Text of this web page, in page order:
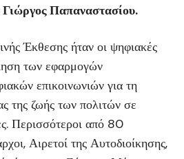
Γιώργος Παπαναστασίου.
Έκθεσης ήταν οι ψηφιακές
των εφαρμογών
επικοινωνιών για τη
της ζωής των πολιτών σε
Περισσότεροι από 80
Αιρετοί της Αυτοδιοίκησης,